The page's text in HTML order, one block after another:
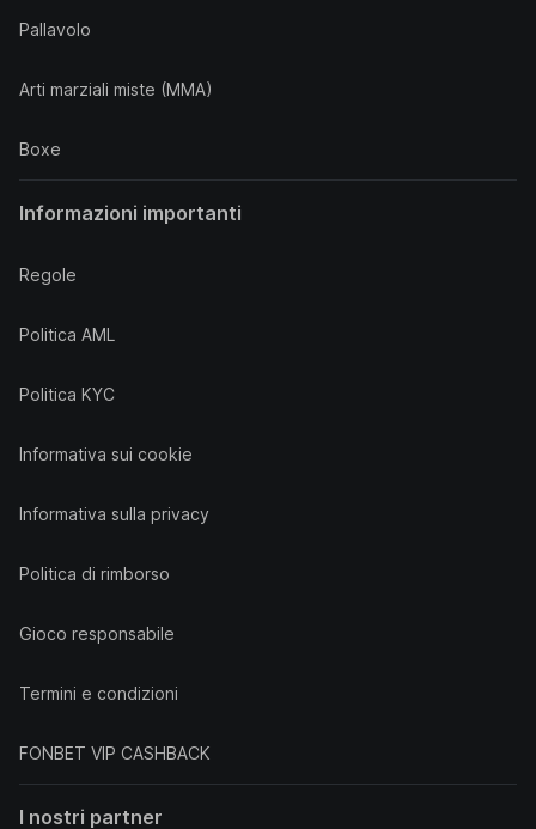
Pallavolo
Arti marziali miste (MMA)
Boxe
Informazioni importanti
Regole
Politica AML
Politica KYC
Informativa sui cookie
Informativa sulla privacy
Politica di rimborso
Gioco responsabile
Termini e condizioni
FONBET VIP CASHBACK
I nostri partner